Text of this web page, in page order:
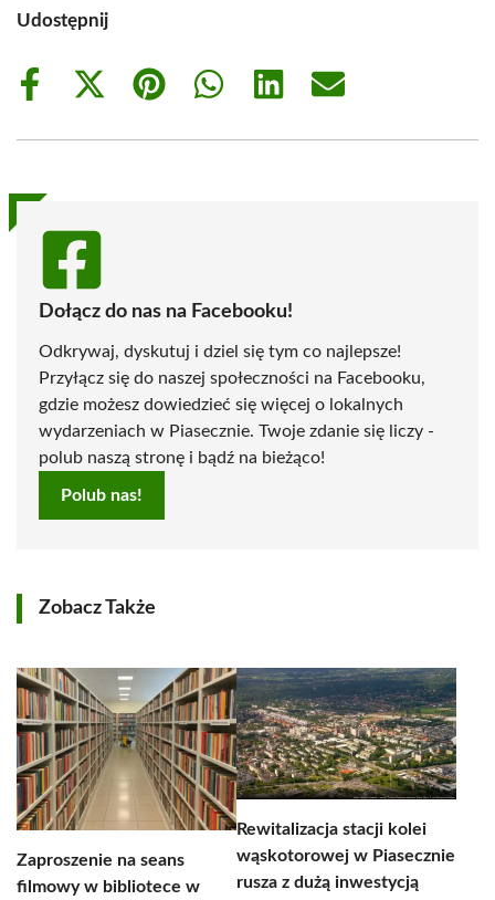
Udostępnij
Share
Share
(Twitter)
Share
Share
Share
Share
Dołącz do nas na Facebooku!
Odkrywaj, dyskutuj i dziel się tym co najlepsze!
Przyłącz się do naszej społeczności na Facebooku,
gdzie możesz dowiedzieć się więcej o lokalnych
wydarzeniach w Piasecznie. Twoje zdanie się liczy -
polub naszą stronę i bądź na bieżąco!
Polub nas!
Zobacz Także
Zaproszenie na seans
filmowy w bibliotece w
Rewitalizacja stacji kolei
wąskotorowej w Piasecznie
rusza z dużą inwestycją